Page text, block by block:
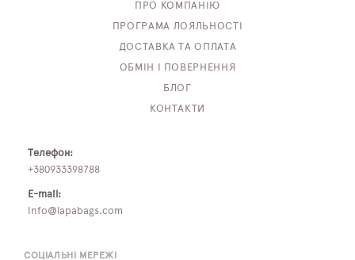
СОЦІАЛЬНІ МЕРЕЖІ
ПРО КОМПАНІЮ
ПРОГРАМА ЛОЯЛЬНОСТІ
ДОСТАВКА ТА ОПЛАТА
ОБМІН І ПОВЕРНЕННЯ
БЛОГ
КОНТАКТИ
Телефон:
+380933398788
E-mail:
info@lapabags.com